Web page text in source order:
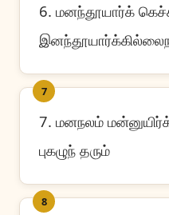
6. மனந்தூயார்க்
7
7. மனநலம்
புகழுந் தரும்
8